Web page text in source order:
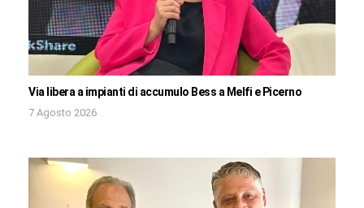
Via libera a impianti di accumulo Bess a Melfi e Picerno
7 Agosto 2026